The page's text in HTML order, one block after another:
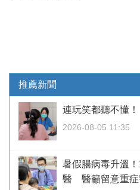
推薦新聞
連玩笑都聽不懂
2026-08-05 11:35
暑假腸病毒升溫
醫 醫籲留意重症